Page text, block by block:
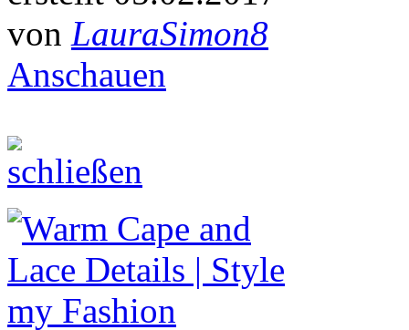
von LauraSimon8
Anschauen